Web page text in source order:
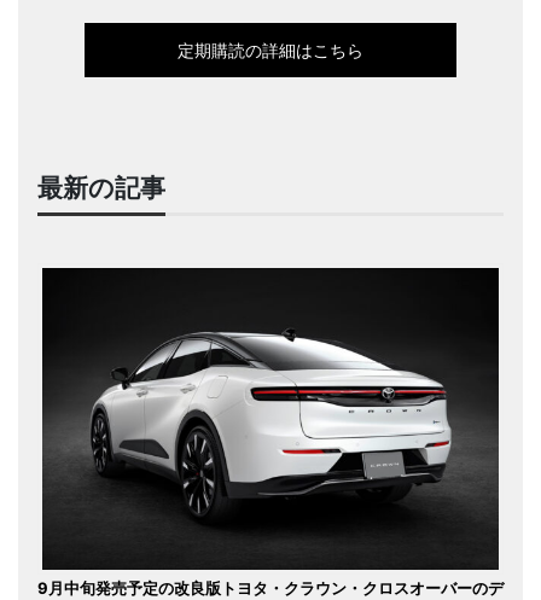
定期購読の詳細はこちら
最新の記事
9月中旬発売予定の改良版トヨタ・クラウン・クロスオーバーのデ